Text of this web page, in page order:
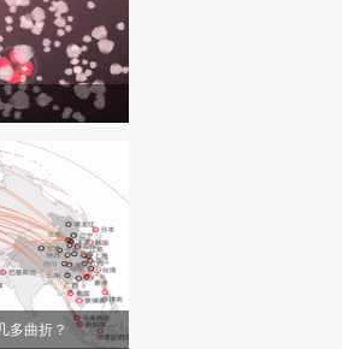
多曲折？